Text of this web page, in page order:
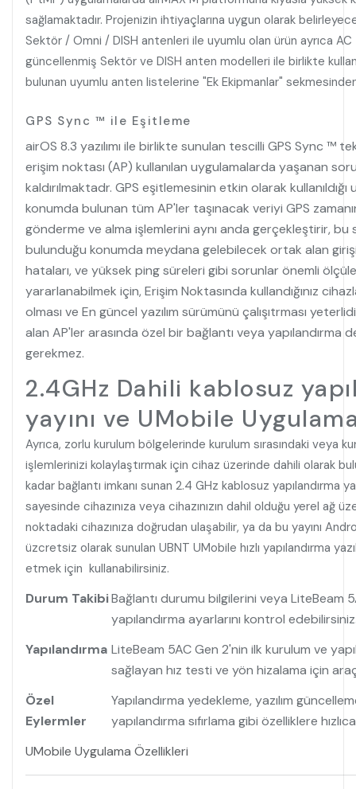
sağlamaktadır. Projenizin ihtiyaçlarına uygun olarak
Sektör / Omni / DISH antenleri ile uyumlu olan ürün ayrıca
güncellenmiş Sektör ve DISH anten modelleri ile birlikte
bulunan uyumlu anten listelerine "Ek Ekipmanlar"
GPS Sync ™ ile Eşitleme
airOS 8.3 yazılımı ile birlikte sunulan tescilli GPS Sync ™
erişim noktası (AP) kullanılan uygulamalarda yaşanan
kaldırılmaktadr. GPS eşitlemesinin etkin olarak kullanıldığı
konumda bulunan tüm AP'ler taşınacak veriyi GPS
gönderme ve alma işlemlerini aynı anda gerçekleştirir, bu
bulunduğu konumda meydana gelebilecek ortak alan
hataları, ve yüksek ping süreleri gibi sorunlar önemli
yararlanabilmek için, Erişim Noktasında kullandığınız
olması ve En güncel yazılım sürümünü çalışıtrması
alan AP'ler arasında özel bir bağlantı veya yapılandırma
gerekmez.​
2.4GHz Dahili kablosuz
yayını ve UMobile
Ayrıca, zorlu kurulum bölgelerinde kurulum sırasındaki veya
işlemlerinizi kolaylaştırmak için cihaz üzerinde dahili olarak
kadar bağlantı imkanı sunan 2.4 GHz kablosuz yapılandırma
sayesinde cihazınıza veya cihazınızın dahil olduğu yerel ağ
noktadaki cihazınıza doğrudan ulaşabilir, ya da bu yayını
üzcretsiz olarak sunulan UBNT UMobile hızlı yapılandırma
etmek için kullanabilirsiniz.
UMobile Uygulama Özellikleri
Durum TakibiBağlantı durumu bilgilerini veya LiteBeam
yapılandırma ayarlarını kontrol
Yapılandırma LiteBeam 5AC Gen 2'nin ilk kurulum ve
sağlayan hız testi ve yön hizalama için
Özel
Eylermler
Yapılandırma yedekleme, yazılım
yapılandırma sıfırlama gibi özelliklere